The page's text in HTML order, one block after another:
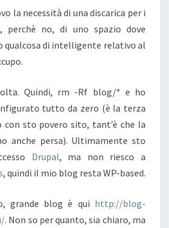
la necessità di una discarica per i
perchè no, di uno spazio dove
qualcosa di intelligente relativo al
Quindi, rm -Rf blog/* e ho
tutto da zero (è la terza
sto povero sito, tant’è che la
anche persa). Ultimamente sto
Drupal, ma non riesco a
, quindi il mio blog resta WP-based.
grande blog è qui http://blog-
. Non so per quanto, sia chiaro, ma